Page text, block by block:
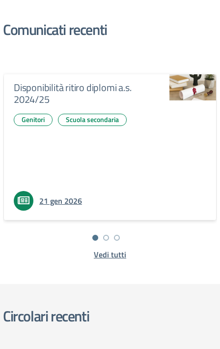
Comunicati recenti
Disponibilità ritiro diplomi a.s.
2024/25
Genitori Scuola secondaria
21 gen 2026
Vedi tutti
Circolari recenti